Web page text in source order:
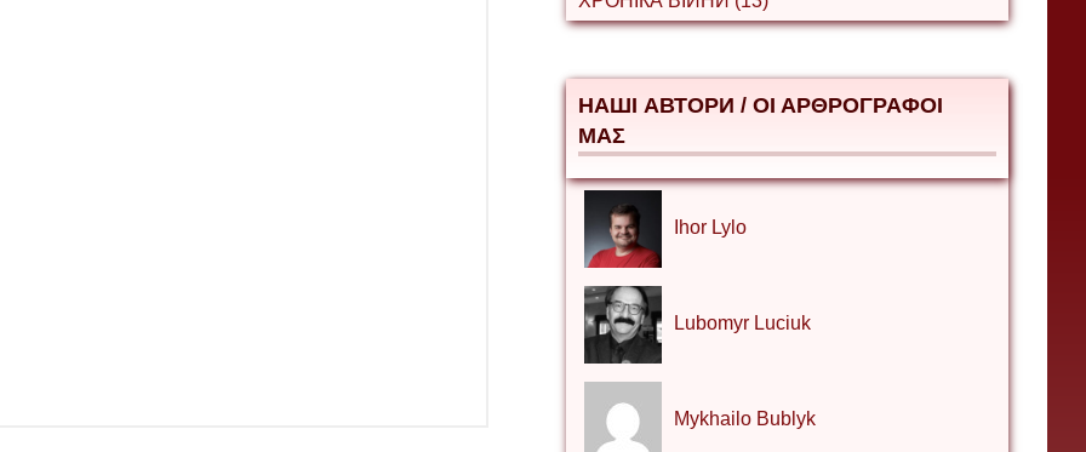
НАШІ АВТОРИ / ΟΙ ΑΡΘΡΟΓΡΑΦΟΙ
ΜΑΣ
Ihor Lylo
Lubomyr Luciuk
Mykhailo Bublyk